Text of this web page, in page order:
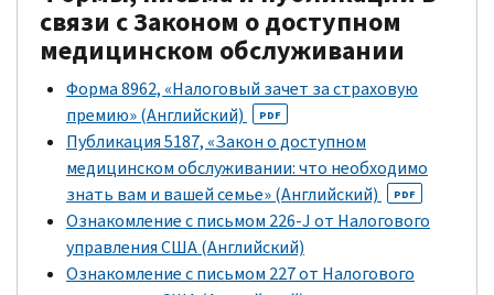
связи с Законом о доступном
медицинском обслуживании
Форма 8962, «Налоговый зачет за страховую
премию» (Английский)
PDF
Публикация 5187, «Закон о доступном
медицинском обслуживании: что необходимо
знать вам и вашей семье» (Английский)
PDF
Ознакомление с письмом 226-Jот Налогового
управления США (Английский)
Ознакомление с письмом 227 от Налогового